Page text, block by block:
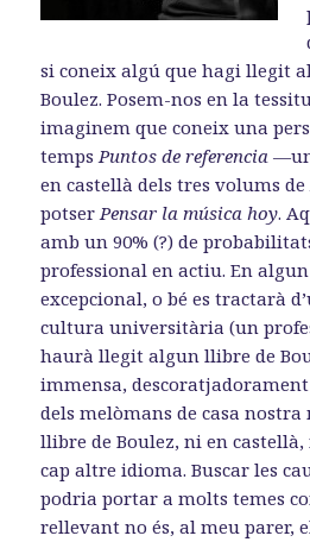
si coneix algú que hagi llegit
Boulez. Posem-nos en la
imaginem que coneix una
tempsPuntos de referencia
en castellà dels tres volums de
potserPensar la música hoy.
amb un 90% (?) de
professional en actiu. En
excepcional, o bé es tractarà
cultura universitària (un
haurà llegit algun llibre de
immensa,
dels melòmans de casa
llibre de Boulez, ni en
cap altre idioma. Buscar les
podria portar a molts temes
rellevant no és, al meu parer,